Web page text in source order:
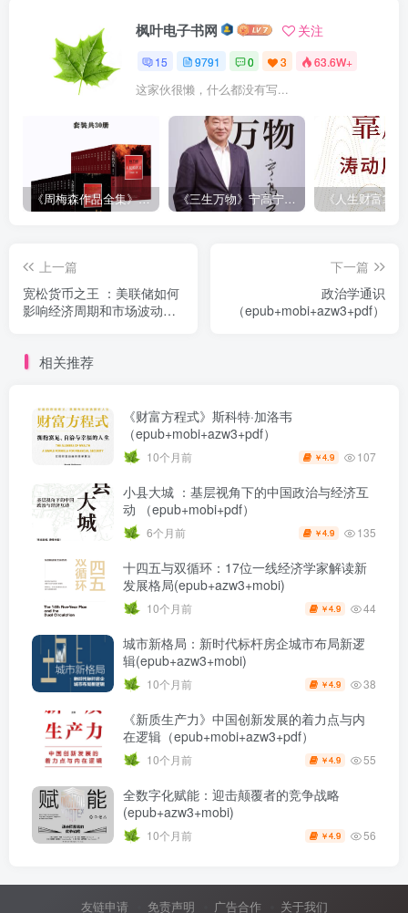
枫叶电子书网 关注
15 9791 0 3 63.6W+
这家伙很懒，什么都没有写...
《周梅森作品全集》[共30册] 《三生万物》宁高宁（epub+mobi+azw3+pdf）
上一篇
宽松货币之王 ：美联储如何
影响经济周期和市场波动
下一篇
政治学通识
（epub+mobi+azw3+pdf）
相关推荐
《财富方程式》斯科特·加洛韦
（epub+mobi+azw3+pdf）
10个月前 ￥4.9 107
小县大城 ：基层视角下的中国政治与经济互
动 （epub+mobi+pdf）
6个月前 ￥4.9 135
十四五与双循环：17位一线经济学家解读新
发展格局(epub+azw3+mobi)
10个月前 ￥4.9 44
城市新格局：新时代标杆房企城市布局新逻
辑(epub+azw3+mobi)
10个月前 ￥4.9 38
《新质生产力》中国创新发展的着力点与内
在逻辑（epub+mobi+azw3+pdf）
10个月前 ￥4.9 55
全数字化赋能：迎击颠覆者的竞争战略
(epub+azw3+mobi)
10个月前 ￥4.9 56
友链申请 免责声明 广告合作 关于我们